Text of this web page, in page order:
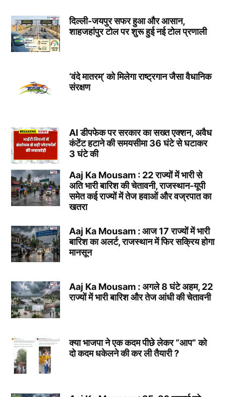
दिल्ली-जयपुर सफर हुआ और आसान,
शाहजहांपुर टोल पर शुरू हुई नई टोल प्रणाली
‘वंदे मातरम्’ को मिलेगा राष्ट्रगान जैसा वैधानिक
संरक्षण
AI डीपफेक पर सरकार का सख्त एक्शन, अवैध
कंटेंट हटाने की समयसीमा 36 घंटे से घटाकर
3 घंटे की
Aaj Ka Mousam : 22 राज्यों में भारी से
अति भारी बारिश की चेतावनी, राजस्थान-यूपी
समेत कई राज्यों में तेज हवाओं और वज्रपात का
खतरा
Aaj Ka Mousam : आज 17 राज्यों में भारी
बारिश का अलर्ट, राजस्थान में फिर सक्रिय होगा
मानसून
Aaj Ka Mousam : अगले 8 घंटे अहम, 22
राज्यों में भारी बारिश और तेज आंधी की चेतावनी
क्या भाजपा ने एक कदम पीछे लेकर “आप” को
दो कदम धकेलने की कर ली तैयारी ?